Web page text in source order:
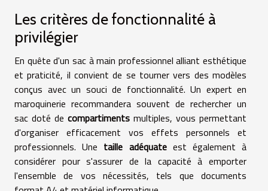
Les critères de fonctionnalité à
privilégier
En quête d'un sac à main professionnel alliant esthétique
et praticité, il convient de se tourner vers des modèles
conçus avec un souci de fonctionnalité. Un expert en
maroquinerie recommandera souvent de rechercher un
sac doté de compartiments multiples, vous permettant
d'organiser efficacement vos effets personnels et
professionnels. Une taille adéquateest également à
considérer pour s'assurer de la capacité à emporter
l'ensemble de vos nécessités, tels que documents